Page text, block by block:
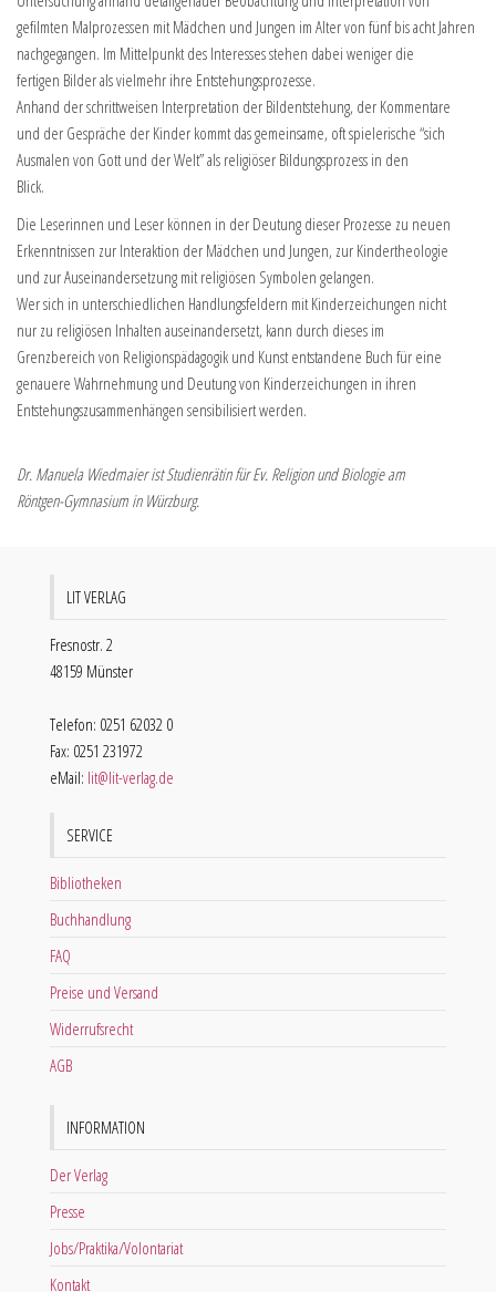
gefilmten Malprozessen mit Mädchen und Jungen im Alter von fünf bis acht Jahren
nachgegangen. Im Mittelpunkt des Interesses stehen dabei weniger die
fertigen Bilder als vielmehr ihre Entstehungsprozesse.
Anhand der schrittweisen Interpretation der Bildentstehung, der Kommentare
und der Gespräche der Kinder kommt das gemeinsame, oft spielerische “sich
Ausmalen von Gott und der Welt” als religiöser Bildungsprozess in den
Blick.
Die Leserinnen und Leser können in der Deutung dieser Prozesse zu neuen
Erkenntnissen zur Interaktion der Mädchen und Jungen, zur Kindertheologie
und zur Auseinandersetzung mit religiösen Symbolen gelangen.
Wer sich in unterschiedlichen Handlungsfeldern mit Kinderzeichungen nicht
nur zu religiösen Inhalten auseinandersetzt, kann durch dieses im
Grenzbereich von Religionspädagogik und Kunst entstandene Buch für eine
genauere Wahrnehmung und Deutung von Kinderzeichungen in ihren
Entstehungszusammenhängen sensibilisiert werden.
Dr. Manuela Wiedmaier ist Studienrätin für Ev. Religion und Biologie am
Röntgen-Gymnasium in Würzburg.
LIT VERLAG
Fresnostr. 2
48159 Münster
Telefon: 0251 62032 0
Fax: 0251 231972
eMail: lit@lit-verlag.de
SERVICE
Bibliotheken
Buchhandlung
FAQ
Preise und Versand
Widerrufsrecht
AGB
INFORMATION
Der Verlag
Presse
Jobs/Praktika/Volontariat
Kontakt